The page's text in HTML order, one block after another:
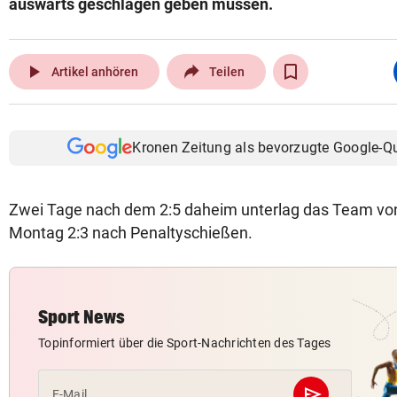
auswärts geschlagen geben müssen.
play_arrow Artikel anhören Teilen
Kronen Zeitung als bevorzugte Google-
Zwei Tage nach dem 2:5 daheim unterlag das Team
Montag 2:3 nach Penaltyschießen.
Sport News
Topinformiert über die Sport-Nachrichten des Tages
E-Mail